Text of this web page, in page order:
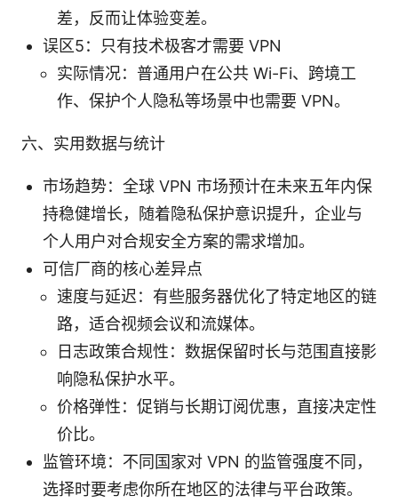
差，反而让体验变差。
误区5：只有技术极客才需要 VPN
实际情况：普通用户在公共 Wi-Fi、跨境工
作、保护个人隐私等场景中也需要 VPN。
六、实用数据与统计
市场趋势：全球 VPN 市场预计在未来五年内保
持稳健增长，随着隐私保护意识提升，企业与
个人用户对合规安全方案的需求增加。
可信厂商的核心差异点
速度与延迟：有些服务器优化了特定地区的链
路，适合视频会议和流媒体。
日志政策合规性：数据保留时长与范围直接影
响隐私保护水平。
价格弹性：促销与长期订阅优惠，直接决定性
价比。
监管环境：不同国家对 VPN 的监管强度不同，
选择时要考虑你所在地区的法律与平台政策。